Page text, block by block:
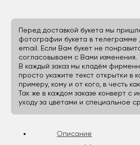
Перед доставкой букета мы
фотографии букета в телеграмме
email. Если Вам букет не
согласовываем с Вами изменения.
В каждый заказ мы кладём
просто укажите текст открытки в
примеру, кому и от кого, в честь
Так же в каждом заказе конверт с
уходу за цветами и специальное
Описание